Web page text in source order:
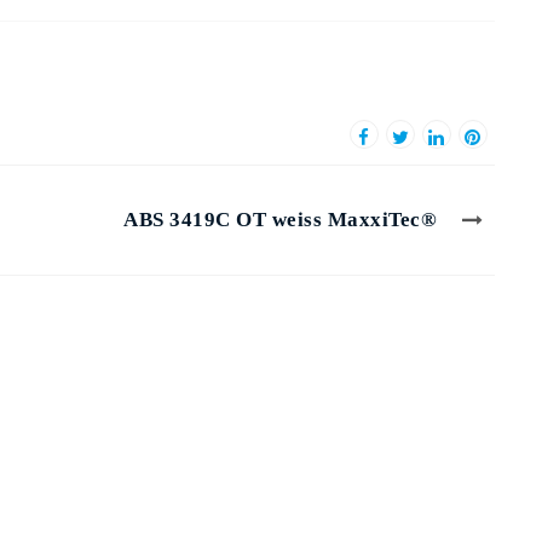
ABS 3419C OT weiss MaxxiTec®